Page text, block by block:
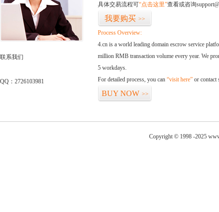
联系我们
QQ：2726103981
具体交易流程可“点击这里”查看或咨询
我要购买 >>
Process Overview:
4.cn is a world leading domain escrow service
million RMB transaction volume every year. We
5 workdays.
For detailed process, you can “visit here” or contact
BUY NOW >>
Copyright © 1998 -2025